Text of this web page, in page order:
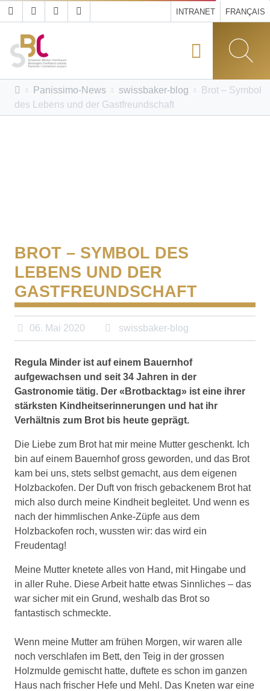
INTRANET FRANÇAIS
Panissimo-News swissbaker-blog
Brot – Symbol
des Lebens und der Gastfreundschaft
BROT – SYMBOL DES
LEBENS UND DER
GASTFREUNDSCHAFT
06. Mai 2020 swissbaker-blog
Regula Minder ist auf einem Bauernhof
aufgewachsen und seit 34 Jahren in der
Gastronomie tätig. Der «Brotbacktag» ist eine ihrer
stärksten Kindheitserinnerungen und hat ihr
Verhältnis zum Brot bis heute geprägt.
Die Liebe zum Brot hat mir meine Mutter geschenkt. Ich
bin auf einem Bauernhof gross geworden, und das Brot
kam bei uns, stets selbst gemacht, aus dem eigenen
Holzbackofen. Der Duft von frisch gebackenem Brot hat
mich also durch meine Kindheit begleitet. Und wenn es
nach der himmlischen Anke-Züpfe aus dem
Holzbackofen roch, wussten wir: das wird ein
Freudentag!
Meine Mutter knetete alles von Hand, mit Hingabe und
in aller Ruhe. Diese Arbeit hatte etwas Sinnliches – das
war sicher mit ein Grund, weshalb das Brot so
fantastisch schmeckte.
Wenn meine Mutter am frühen Morgen, wir waren alle
noch verschlafen im Bett, den Teig in der grossen
Holzmulde gemischt hatte, duftete es schon im ganzen
Haus nach frischer Hefe und Mehl. Das Kneten war eine